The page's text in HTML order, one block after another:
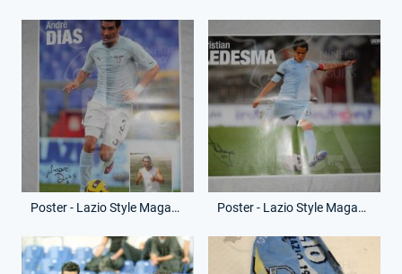
Poster - Lazio Style Magazine - Maggio 2011 - Andrè Dias Poster - Lazio Style Magazine - Giugno 2011 - Cristian Ledesma